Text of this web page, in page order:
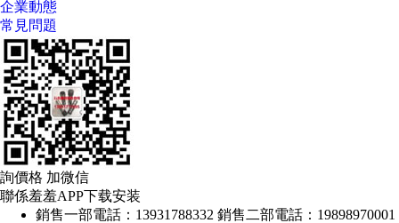
企業動態
常見問題
詢價格 加微信
聯係羞羞APP下载安装
銷售一部電話：13931788332 銷售二部電話：19898970001